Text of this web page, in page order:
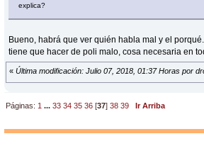
explica?
Bueno, habrá que ver quién habla mal y el
tiene que hacer de poli malo, cosa necesaria en
« Última modificación: Julio 07, 2018, 01:37 Horas por
Páginas: 1 ...33 34 35 36 [37]38 39
Ir Arriba